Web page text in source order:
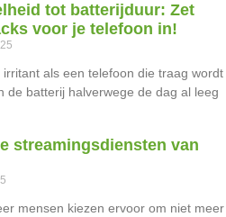
tot batterijduur: Zet
voor je telefoon in!
irritant als een telefoon die traag wordt
de batterij halverwege de dag al leeg
streamingsdiensten van
mensen kiezen ervoor om niet meer